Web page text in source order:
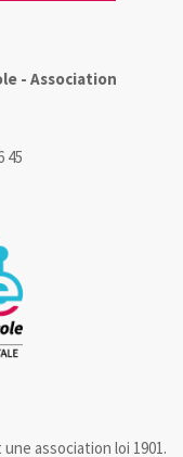
- Association
45
une association loi 1901.